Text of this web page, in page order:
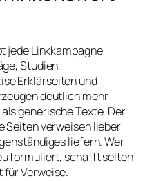
jede Linkkampagne
Studien,
Erklärseiten und
deutlich mehr
generische Texte. Der
Seiten verweisen lieber
liefern. Wer
formuliert, schafft selten
Verweise.